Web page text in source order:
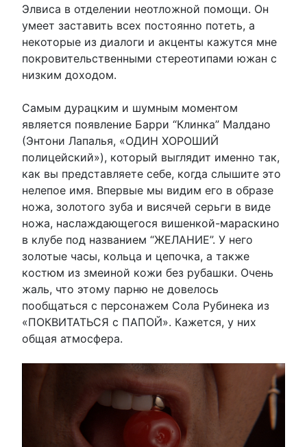
Элвиса в отделении неотложной помощи. Он
умеет заставить всех постоянно потеть, а
некоторые из диалоги и акценты кажутся мне
покровительственными стереотипами южан с
низким доходом.
Самым дурацким и шумным моментом
является появление Барри “Клинка” Малдано
(Энтони Лапалья, «ОДИН ХОРОШИЙ
полицейский»), который выглядит именно так,
как вы представляете себе, когда слышите это
нелепое имя. Впервые мы видим его в образе
ножа, золотого зуба и висячей серьги в виде
ножа, наслаждающегося вишенкой-мараскино
в клубе под названием “ЖЕЛАНИЕ”. У него
золотые часы, кольца и цепочка, а также
костюм из змеиной кожи без рубашки. Очень
жаль, что этому парню не довелось
пообщаться с персонажем Сола Рубинека из
«ПОКВИТАТЬСЯ с ПАПОЙ». Кажется, у них
общая атмосфера.